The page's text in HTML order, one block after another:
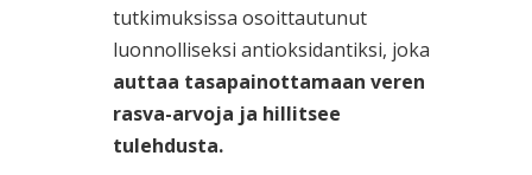
tutkimuksissa osoittautunut
luonnolliseksi antioksidantiksi, joka
auttaa tasapainottamaan veren
rasva-arvoja ja hillitsee
tulehdusta.